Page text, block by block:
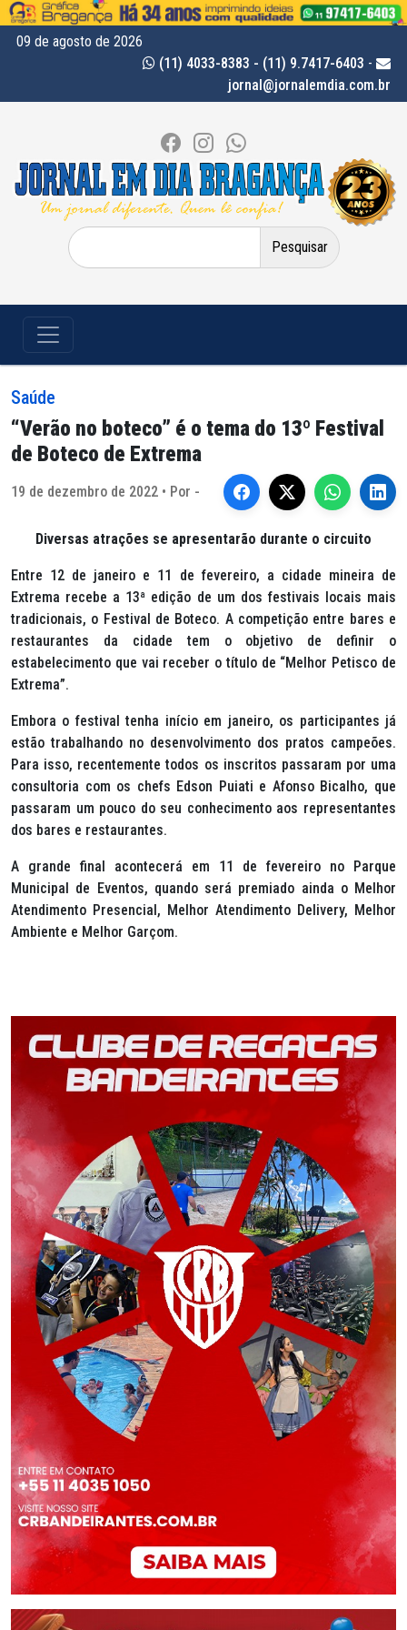
09 de agosto de 2026
(11) 4033-8383 - (11) 9.7417-6403 -
jornal@jornalemdia.com.br
Pesquisar
por:
Saúde
“Verão no boteco” é o tema do 13º Festival
de Boteco de Extrema
19 de dezembro de 2022 • Por -
Diversas atrações se apresentarão durante o circuito
Entre 12 de janeiro e 11 de fevereiro, a cidade mineira de
Extrema recebe a 13ª edição de um dos festivais locais mais
tradicionais, o Festival de Boteco. A competição entre bares e
restaurantes da cidade tem o objetivo de definir o
estabelecimento que vai receber o título de “Melhor Petisco de
Extrema”.
Embora o festival tenha início em janeiro, os participantes já
estão trabalhando no desenvolvimento dos pratos campeões.
Para isso, recentemente todos os inscritos passaram por uma
consultoria com os chefs Edson Puiati e Afonso Bicalho, que
passaram um pouco do seu conhecimento aos representantes
dos bares e restaurantes.
A grande final acontecerá em 11 de fevereiro no Parque
Municipal de Eventos, quando será premiado ainda o Melhor
Atendimento Presencial, Melhor Atendimento Delivery, Melhor
Ambiente e Melhor Garçom.